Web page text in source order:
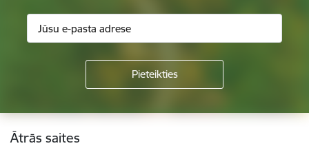
Kājene
Ātrās saites